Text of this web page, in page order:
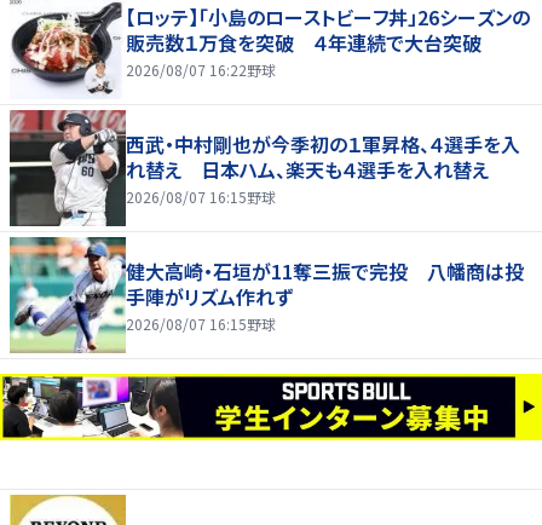
【ロッテ】「小島のローストビーフ丼」26シーズンの
販売数１万食を突破 ４年連続で大台突破
2026/08/07 16:22野球
西武・中村剛也が今季初の１軍昇格、４選手を入
れ替え 日本ハム、楽天も４選手を入れ替え
2026/08/07 16:15野球
健大高崎・石垣が11奪三振で完投 八幡商は投
手陣がリズム作れず
2026/08/07 16:15野球